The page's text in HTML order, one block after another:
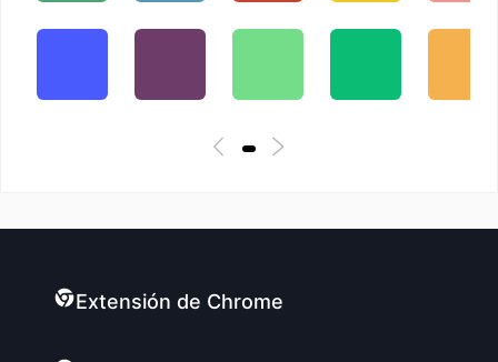
Extensión de Chrome